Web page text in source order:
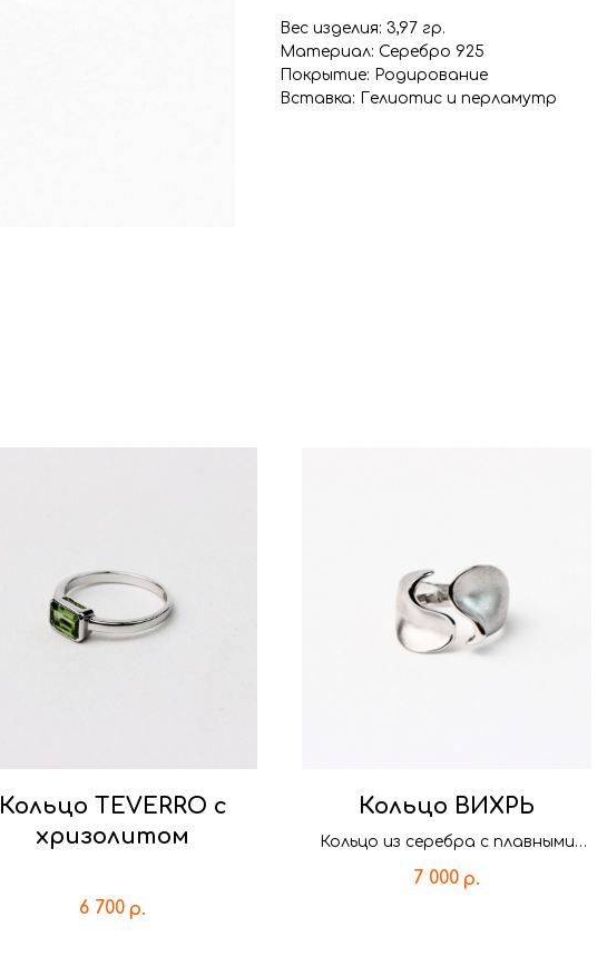
Вес изделия: 3,97 гр.
Материал: Серебро 925
Покрытие: Родирование
Вставка: Гелиотис и перламутр
Кольцо TEVERRO с
хризолитом
6 700 р.
Кольцо ВИХРЬ
Кольцо из серебра c плавными
7 000 р.